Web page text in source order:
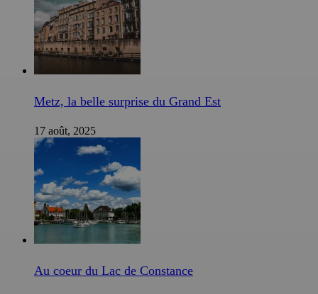
Metz, la belle surprise du Grand Est
17 août, 2025
Au coeur du Lac de Constance